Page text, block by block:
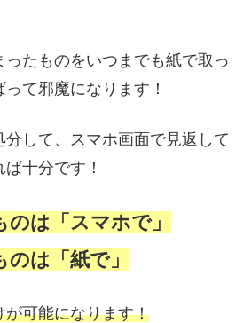
たものをいつまでも紙で取っ
て邪魔になります！
して、スマホ画面で見返して
十分です！
は「スマホで」
は「紙で」
可能になります！